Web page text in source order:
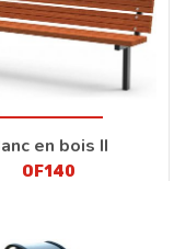
en bois II
OF140